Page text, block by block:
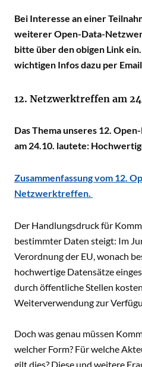
Bei Interesse an einer
weiterer Open-Data-
bitte über den obigen Link
wichtigen Infos dazu per
12. Netzwerktreffen am
Das Thema unseres 12.
am 24.10. lautete:
Zusammenfassung vom 12.
Netzwerktreffen.
Der Handlungsdruck für
bestimmter Daten steigt: Im
Verordnung der EU, wonach
hochwertige Datensätze
durch öffentliche Stellen
Weiterverwendung zur
Doch was genau müssen
welcher Form? Für welche
gilt dies? Diese und weitere